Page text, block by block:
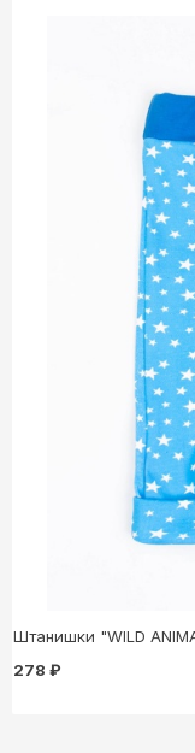
Штанишки "WILD
278 ₽